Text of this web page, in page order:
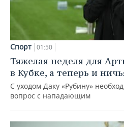
Спорт 01:50
Тяжелая неделя для
в Кубке, а теперь и
С уходом Даку «Рубину»
вопрос с нападающим